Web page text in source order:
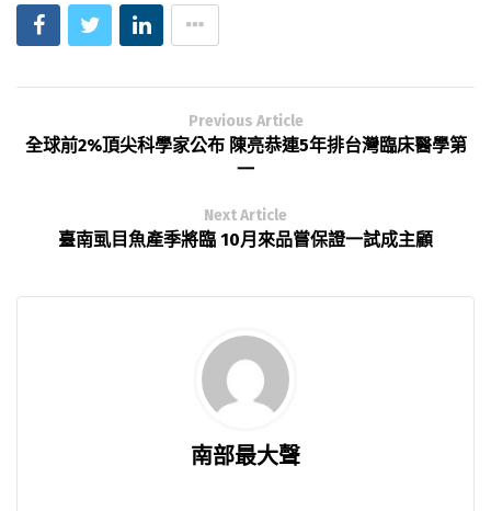
Previous Article
全球前2%頂尖科學家公布 陳亮恭連5年排台灣臨床醫學第
一
Next Article
臺南虱目魚產季將臨 10月來品嘗保證一試成主顧
南部最大聲